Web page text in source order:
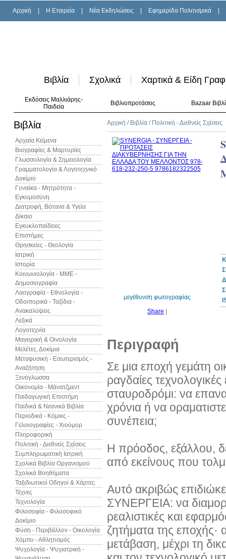
Αρχική H Εταιρεία Νέα Εκδηλώσεις Εφημερίδα Πολιτισμικά
Βιβλία Σχολικά Χαρτικά & Είδη
Εκδόσεις Μαλλιάρης-
Παιδεία
Βιβλιοπροτάσεις Bazaar
Βιβλία
Αρχαία Κείμενα
Βιογραφίες & Μαρτυρίες
Γλωσσολογία & Σημειολογία
Γραμματολογία & Λογοτεχνικό
Δοκίμιο
Γυναίκα - Μητρότητα -
Εγκυμοσύνη
Διατροφή, Βότανα & Υγεία
Δίκαιο
Εγκυκλοπαίδειες
Επιστήμες
Θρησκείες - Θεολογία
Ιατρική
Ιστορία
Κοινωνιολογία - ΜΜΕ -
Δημοσιογραφία
Λαογραφία - Εθνολογία -
Οδοιπορικά - Ταξίδια -
Ανακαλύψεις
Λεξικά
Λογοτεχνία
Μαγειρική & Οινολογία
Μελέτες, Δοκίμια
Μεταφυσική - Εσωτερισμός -
Αναζήτηση
Ξενόγλωσσα
Οικονομία - Μάνατζμεντ
Παιδαγωγική Επιστήμη
Παιδικά & Νεανικά Βιβλία
Περιοδικά - Κόμικς -
Γελοιογραφίες - Χιούμορ
Πληροφορική
Πολιτική - Διεθνείς Σχέσεις
Συμπληρωματική Ιατρική
Σχολικά Βιβλία Οργανισμού
Σχολικά Βοηθήματα
Ταξιδιωτικοί Οδηγοί & Χάρτες
Τέχνες
Τεχνολογία
Φιλοσοφία - Φιλοσοφικό
Δοκίμιο
Φύση - Περιβάλλον - Οικολογία
Χόμπυ - Αθλητισμός
Ψυχολογία - Ψυχιατρική -
Αρχική / Βιβλία / Πολιτική - Διεθνείς Σχέσεις
μεγέθυνση φωτογραφίας
Share
Περιγραφή
Σε μια εποχή γεμάτη
ραγδαίες τεχνολογικές
σταυροδρόμι: να
χρόνια ή να
συνέπεια;
Η πρόοδος, εξάλλου,
από εκείνους που
Αυτό ακριβώς
ΣΥΝΕΡΓΕΙΑ: να
ρεαλιστικές και
ζητήματα της εποχής·
μετάβαση, μέχρι τη